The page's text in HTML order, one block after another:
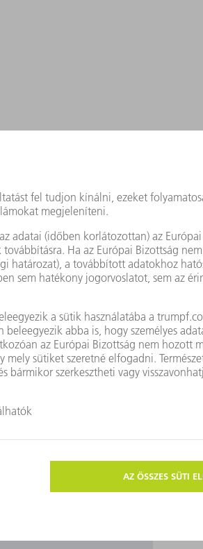
(cookies). Kérjük,